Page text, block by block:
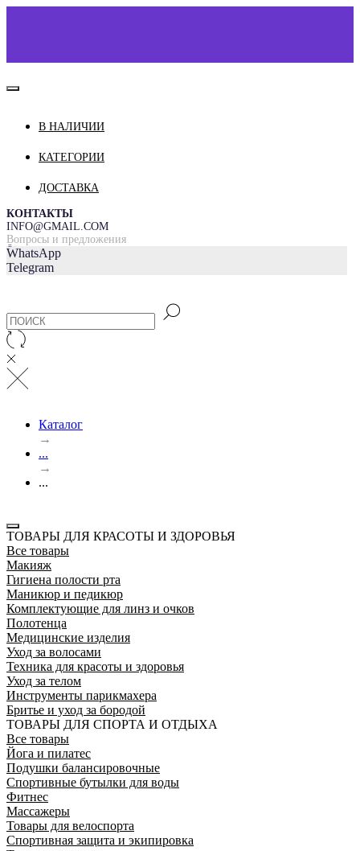
О НАС
ДОСТАВКА И ОПЛАТА
=
В НАЛИЧИИ
КАТЕГОРИИ
ДОСТАВКА
КОНТАКТЫ
INFO@GMAIL.COM
Вопросы и предложения
WhatsApp
Telegram
Каталог
→
...
→
...
ТОВАРЫ ДЛЯ КРАСОТЫ И ЗДОРОВЬЯ
Все товары
Макияж
Гигиена полости рта
Маникюр и педикюр
Комплектующие для линз и очков
Полотенца
Медицинские изделия
Уход за волосами
Техника для красоты и здоровья
Уход за телом
Инструменты парикмахера
Бритье и уход за бородой
ТОВАРЫ ДЛЯ СПОРТА И ОТДЫХА
Все товары
Йога и пилатес
Подушки балансировочные
Спортивные бутылки для воды
Фитнес
Массажеры
Товары для велоспорта
Спортивная защита и экипировка